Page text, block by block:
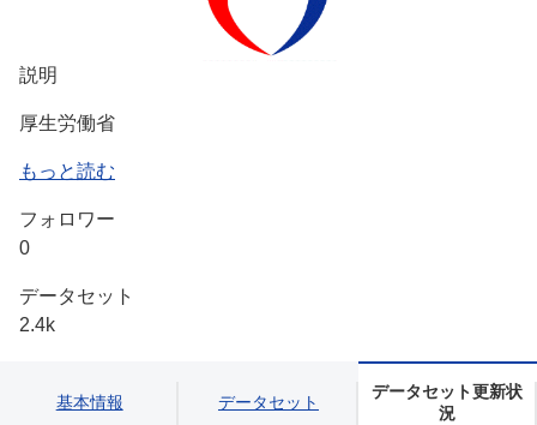
説明
厚生労働省
もっと読む
フォロワー
0
データセット
2.4k
基本情報 データセット
データセット更新状
況